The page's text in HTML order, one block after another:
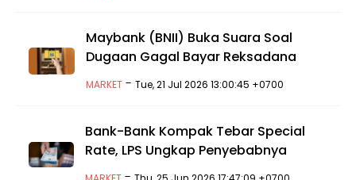
Maybank (BNII) Buka Suara Soal
Dugaan Gagal Bayar Reksadana
MARKET- Tue, 21 Jul 2026 13:00:45 +0700
Bank-Bank Kompak Tebar Special
Rate, LPS Ungkap Penyebabnya